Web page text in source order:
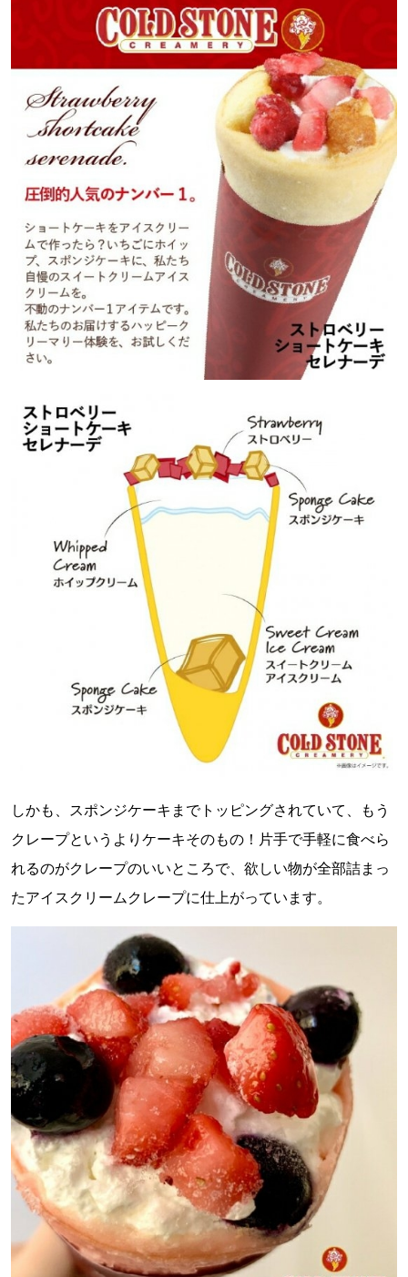
しかも、スポンジケーキまでトッピングされていて、もう
クレープというよりケーキそのもの！片手で手軽に食べら
れるのがクレープのいいところで、欲しい物が全部詰まっ
たアイスクリームクレープに仕上がっています。